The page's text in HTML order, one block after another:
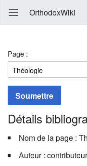
OrthodoxWiki
Page :
Soumettre
Détails
Nom de la page :
Auteur :